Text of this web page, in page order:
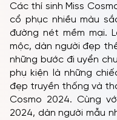
Các thí sinh Miss
cổ phục nhiều màu
đường nét mềm mại.
mộc, dàn người đẹp
những bước đi uyển
phụ kiện là những
đẹp truyền thống và
Cosmo 2024. Cùng
2024, dàn người mẫu